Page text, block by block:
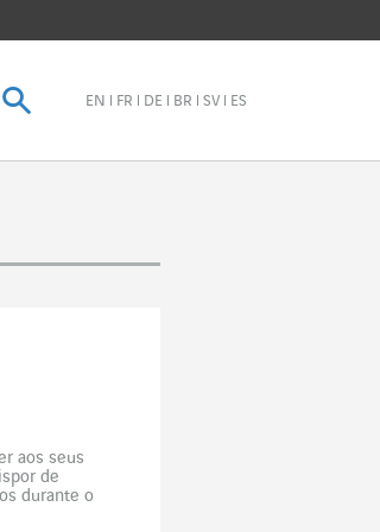
Pesquisar
EN FR DE BR SV ES
Pesquisar
aos seus
de
durante o